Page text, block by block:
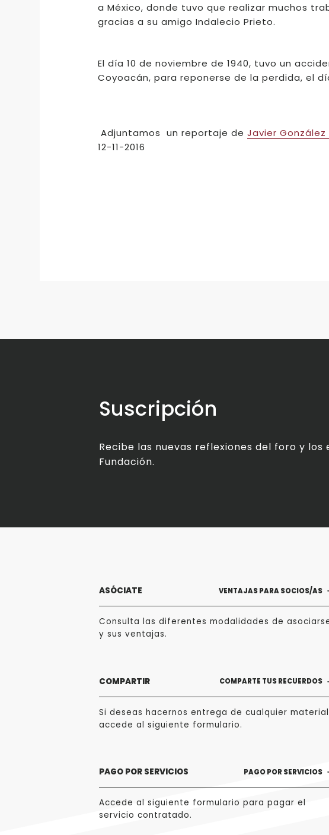
a México, donde tuvo que realizar muchos
gracias a su amigo Indalecio Prieto.
El día 10 de noviembre de 1940, tuvo un
Coyoacán, para reponerse de la perdida, el
Adjuntamos un reportaje de Javier González
12-11-2016
Suscripción
Recibe las nuevas reflexiones del foro y los
Fundación.
ASÓCIATE VENTAJAS PARA SOCIOS/AS
Consulta las diferentes modalidades de
y sus ventajas.
COMPARTIR COMPARTE TUS RECUERDOS
Si deseas hacernos entrega de cualquier
accede al siguiente formulario.
PAGO POR SERVICIOS PAGO POR SERVICIOS
Accede al siguiente formulario para pagar el
servicio contratado.